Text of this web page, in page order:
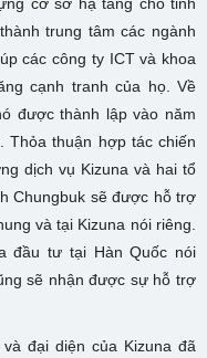
trung tâm các ngành
các công ty ICT và khoa
cạnh tranh của họ. Về
được thành lập vào năm
Thỏa thuận hợp tác chiến
dịch vụ Kizuna và hai tổ
Chungbuk sẽ được hỗ trợ
và tại Kizuna nói riêng.
đầu tư tại Hàn Quốc nói
sẽ nhận được sự hỗ trợ
đại diện của Kizuna đã